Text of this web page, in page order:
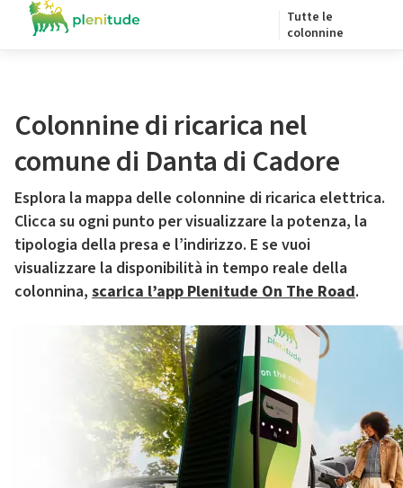
Tutte le
colonnine
Colonnine di ricarica nel
comune di Danta di Cadore
Esplora la mappa delle colonnine di ricarica elettrica.
Clicca su ogni punto per visualizzare la potenza, la
tipologia della presa e l’indirizzo. E se vuoi
visualizzare la disponibilità in tempo reale della
colonnina, scarica l’app Plenitude On The Road.